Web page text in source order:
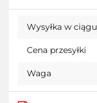
Wysyłka w ciągu
Cena przesyłki
Waga